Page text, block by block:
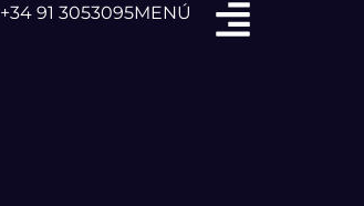
+34 91 3053095MENÚ